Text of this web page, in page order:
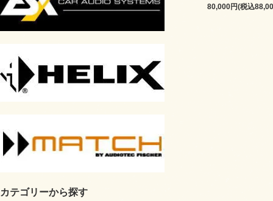
カテゴリーから探す
80,000円(税込